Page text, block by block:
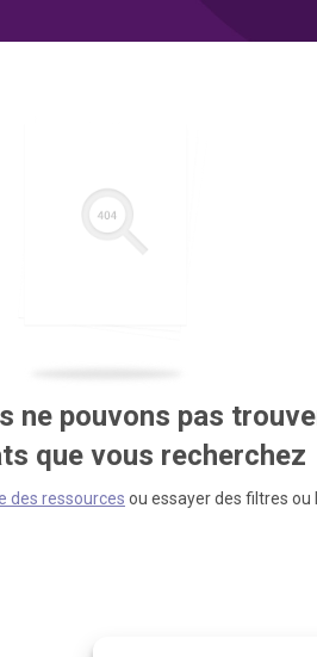
ne pouvons pas
que vous recherchez
des ressources ou essayer des filtres ou